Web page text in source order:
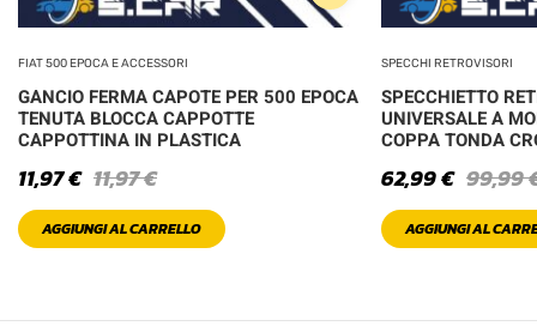
FIAT 500 EPOCA E ACCESSORI
GANCIO FERMA CAPOTE PER 500 EPOCA
TENUTA BLOCCA CAPPOTTE
CAPPOTTINA IN PLASTICA
11,97€
11,97€
AGGIUNGI AL CARRELLO
SPECCHI RETROVISORI
SPECCHIETTO
UNIVERSALE A
COPPA TONDA
99,99
62,99€
AGGIUNGI AL